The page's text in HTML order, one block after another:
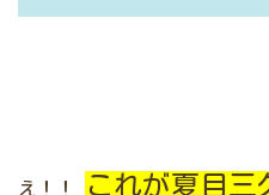
え！！ これが夏目三